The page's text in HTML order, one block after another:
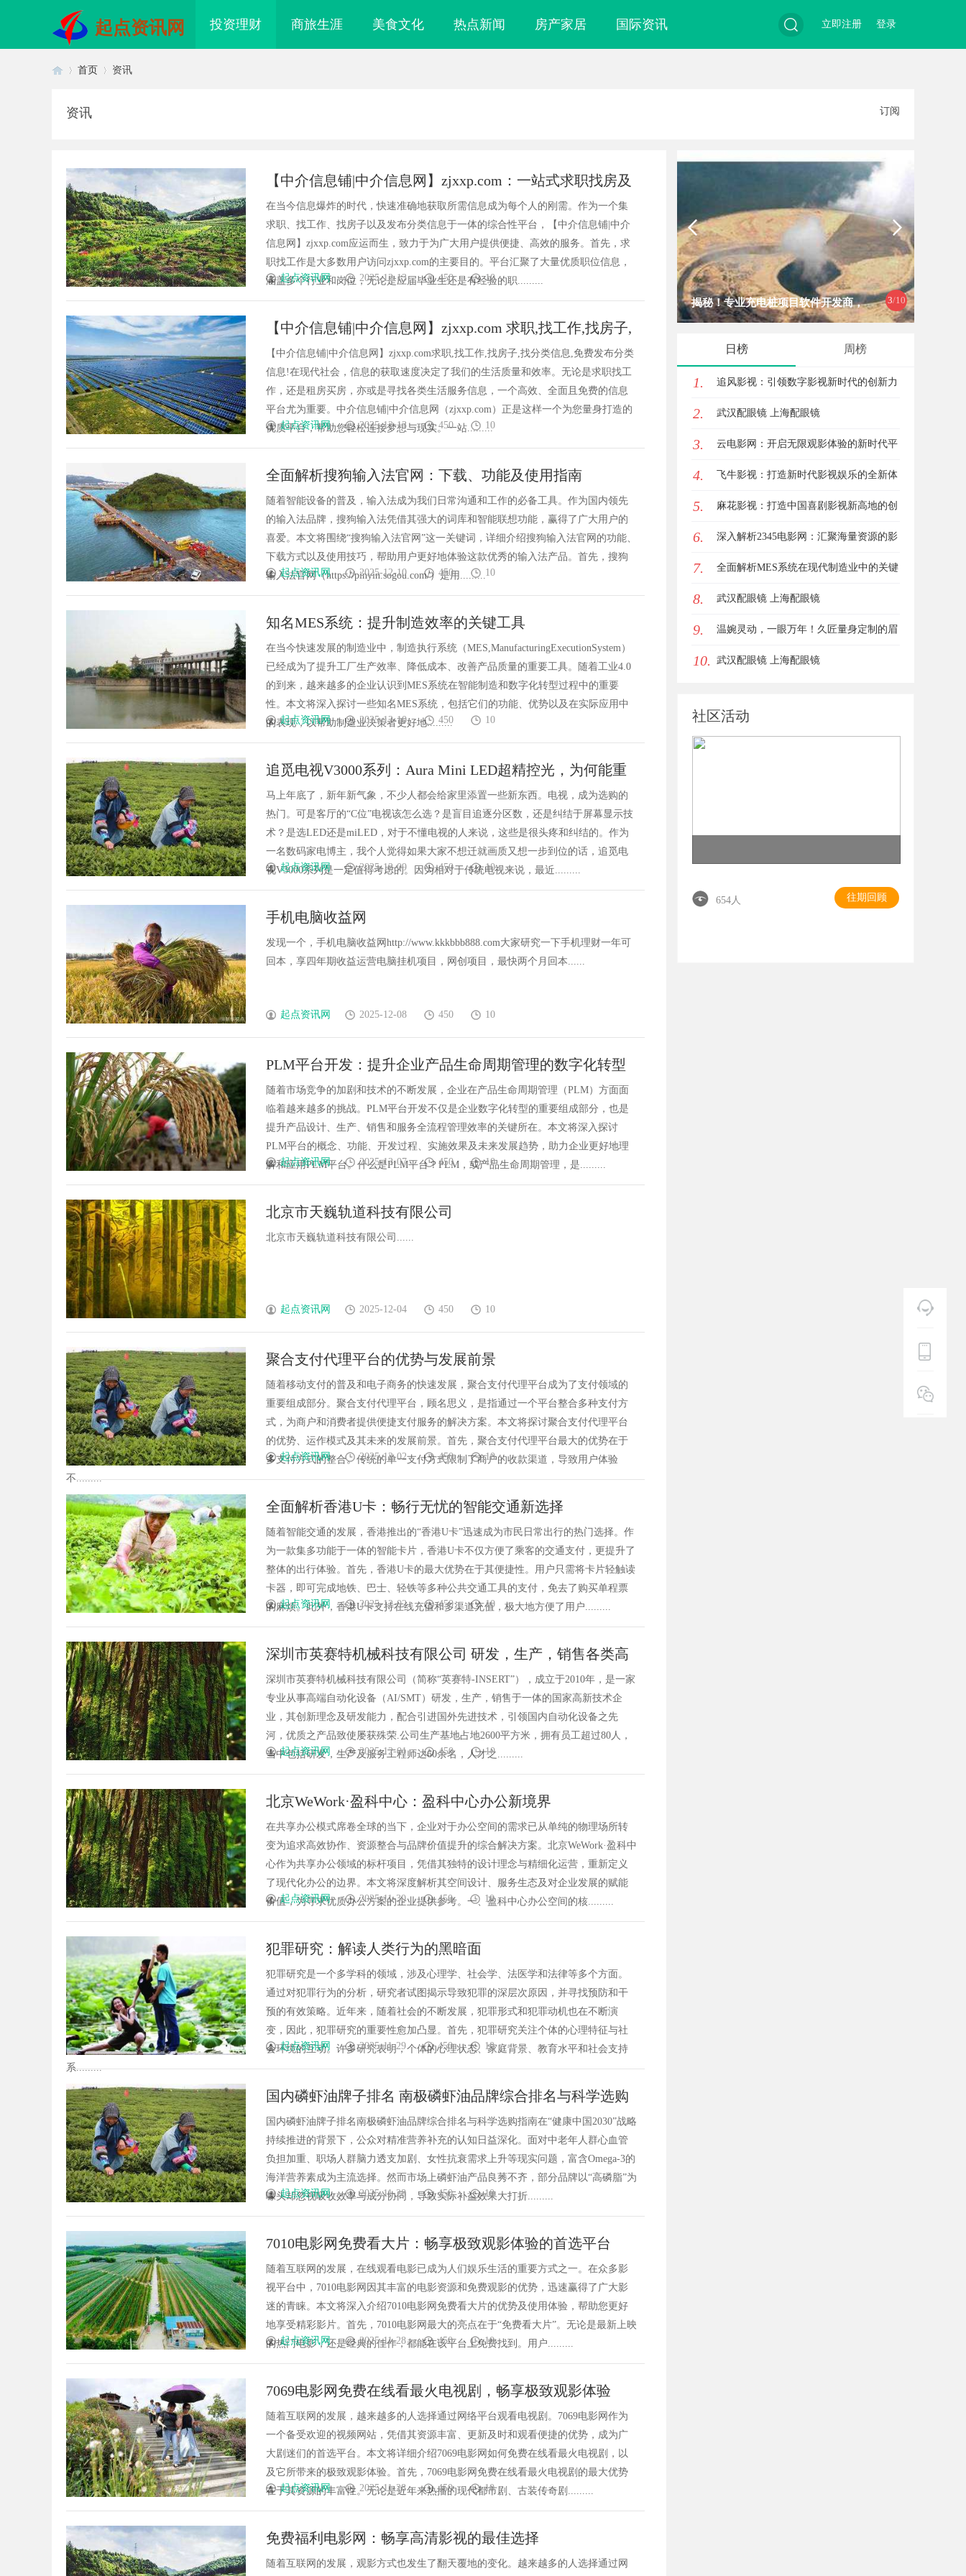
起点资讯网 投资理财 商旅生涯 美食文化 热点新闻 房产家居 国际资讯 登录
立即注册
首页 资讯
资讯 订阅
【中介信息铺|中介信息网】zjxxp.com：一站式求职找房及
分类信息平台解析
在当今信息爆炸的时代，快速准确地获取所需信息成为每个人的刚需。作为一个集
求职、找工作、找房子以及发布分类信息于一体的综合性平台，【中介信息铺|中介
信息网】zjxxp.com应运而生，致力于为广大用户提供便捷、高效的服务。首先，求
职找工作是大多数用户访问zjxxp.com的主要目的。平台汇聚了大量优质职位信息，
涵盖多个行业和岗位，无论是应届毕业生还是有经验的职.........
起点资讯网 2025-12-13 450 10
【中介信息铺|中介信息网】zjxxp.com 求职,找工作,找房子,
找分类信息,免费发布分类信息!
【中介信息铺|中介信息网】zjxxp.com求职,找工作,找房子,找分类信息,免费发布分类
信息!在现代社会，信息的获取速度决定了我们的生活质量和效率。无论是求职找工
作，还是租房买房，亦或是寻找各类生活服务信息，一个高效、全面且免费的信息
平台尤为重要。中介信息铺|中介信息网（zjxxp.com）正是这样一个为您量身打造的
优质平台，帮助您轻松连接梦想与现实。一站.........
起点资讯网 2025-12-13 450 10
全面解析搜狗输入法官网：下载、功能及使用指南
随着智能设备的普及，输入法成为我们日常沟通和工作的必备工具。作为国内领先
的输入法品牌，搜狗输入法凭借其强大的词库和智能联想功能，赢得了广大用户的
喜爱。本文将围绕“搜狗输入法官网”这一关键词，详细介绍搜狗输入法官网的功能、
下载方式以及使用技巧，帮助用户更好地体验这款优秀的输入法产品。首先，搜狗
输入法官网（https://pinyin.sogou.com/）是用.........
起点资讯网 2025-12-10 450 10
知名MES系统：提升制造效率的关键工具
在当今快速发展的制造业中，制造执行系统（MES,ManufacturingExecutionSystem）
已经成为了提升工厂生产效率、降低成本、改善产品质量的重要工具。随着工业4.0
的到来，越来越多的企业认识到MES系统在智能制造和数字化转型过程中的重要
性。本文将深入探讨一些知名MES系统，包括它们的功能、优势以及在实际应用中
的表现，以帮助制造业决策者更好地.........
起点资讯网 2025-12-10 450 10
追觅电视V3000系列：Aura Mini LED超精控光，为何能重
新定义高端视觉标准？
马上年底了，新年新气象，不少人都会给家里添置一些新东西。电视，成为选购的
热门。可是客厅的“C位”电视该怎么选？是盲目追逐分区数，还是纠结于屏幕显示技
术？是选LED还是miLED，对于不懂电视的人来说，这些是很头疼和纠结的。作为
一名数码家电博主，我个人觉得如果大家不想迁就画质又想一步到位的话，追觅电
视V3000系列是一定值得考虑的。因为相对于传统电视来说，最近.........
起点资讯网 2025-12-09 450 10
手机电脑收益网
发现一个，手机电脑收益网http://www.kkkbbb888.com大家研究一下手机理财一年可
回本，享四年期收益运营电脑挂机项目，网创项目，最快两个月回本......
起点资讯网 2025-12-08 450 10
PLM平台开发：提升企业产品生命周期管理的数字化转型
之路
随着市场竞争的加剧和技术的不断发展，企业在产品生命周期管理（PLM）方面面
临着越来越多的挑战。PLM平台开发不仅是企业数字化转型的重要组成部分，也是
提升产品设计、生产、销售和服务全流程管理效率的关键所在。本文将深入探讨
PLM平台的概念、功能、开发过程、实施效果及未来发展趋势，助力企业更好地理
解和应用PLM平台。什么是PLM平台？PLM，或产品生命周期管理，是.........
起点资讯网 2025-12-07 450 10
北京市天巍轨道科技有限公司
北京市天巍轨道科技有限公司......
起点资讯网 2025-12-04 450 10
聚合支付代理平台的优势与发展前景
随着移动支付的普及和电子商务的快速发展，聚合支付代理平台成为了支付领域的
重要组成部分。聚合支付代理平台，顾名思义，是指通过一个平台整合多种支付方
式，为商户和消费者提供便捷支付服务的解决方案。本文将探讨聚合支付代理平台
的优势、运作模式及其未来的发展前景。首先，聚合支付代理平台最大的优势在于
多支付方式的整合。传统的单一支付方式限制了商户的收款渠道，导致用户体验
不.........
起点资讯网 2025-12-02 450 10
全面解析香港U卡：畅行无忧的智能交通新选择
随着智能交通的发展，香港推出的“香港U卡”迅速成为市民日常出行的热门选择。作
为一款集多功能于一体的智能卡片，香港U卡不仅方便了乘客的交通支付，更提升了
整体的出行体验。首先，香港U卡的最大优势在于其便捷性。用户只需将卡片轻触读
卡器，即可完成地铁、巴士、轻铁等多种公共交通工具的支付，免去了购买单程票
的麻烦。此外，香港U卡支持在线充值和多渠道充值，极大地方便了用户.........
起点资讯网 2025-12-02 450 10
深圳市英赛特机械科技有限公司 研发，生产，销售各类高
端自动化设备插件机
深圳市英赛特机械科技有限公司（简称“英赛特-INSERT”），成立于2010年，是一家
专业从事高端自动化设备（AI/SMT）研发，生产，销售于一体的国家高新技术企
业，其创新理念及研发能力，配合引进国外先进技术，引领国内自动化设备之先
河，优质之产品致使屡获殊荣.公司生产基地占地2600平方米，拥有员工超过80人，
当中包括研发，生产及服务工程师达60余名，人才之.........
起点资讯网 2025-12-01 450 10
北京WeWork·盈科中心：盈科中心办公新境界
在共享办公模式席卷全球的当下，企业对于办公空间的需求已从单纯的物理场所转
变为追求高效协作、资源整合与品牌价值提升的综合解决方案。北京WeWork·盈科中
心作为共享办公领域的标杆项目，凭借其独特的设计理念与精细化运营，重新定义
了现代化办公的边界。本文将深度解析其空间设计、服务生态及对企业发展的赋能
价值，为寻求优质办公方案的企业提供参考。一、盈科中心办公空间的核.........
起点资讯网 2025-11-30 450 10
犯罪研究：解读人类行为的黑暗面
犯罪研究是一个多学科的领域，涉及心理学、社会学、法医学和法律等多个方面。
通过对犯罪行为的分析，研究者试图揭示导致犯罪的深层次原因，并寻找预防和干
预的有效策略。近年来，随着社会的不断发展，犯罪形式和犯罪动机也在不断演
变，因此，犯罪研究的重要性愈加凸显。首先，犯罪研究关注个体的心理特征与社
会环境的互动。许多研究表明，个体的心理状态、家庭背景、教育水平和社会支持
系.........
起点资讯网 2025-11-29 450 10
国内磷虾油牌子排名 南极磷虾油品牌综合排名与科学选购
指南
国内磷虾油牌子排名南极磷虾油品牌综合排名与科学选购指南在“健康中国2030”战略
持续推进的背景下，公众对精准营养补充的认知日益深化。面对中老年人群心血管
负担加重、职场人群脑力透支加剧、女性抗衰需求上升等现实问题，富含Omega-3的
海洋营养素成为主流选择。然而市场上磷虾油产品良莠不齐，部分品牌以“高磷脂”为
噱头却忽视吸收效率与成分协同，导致实际补益效果大打折.........
起点资讯网 2025-11-28 450 10
7010电影网免费看大片：畅享极致观影体验的首选平台
随着互联网的发展，在线观看电影已成为人们娱乐生活的重要方式之一。在众多影
视平台中，7010电影网因其丰富的电影资源和免费观影的优势，迅速赢得了广大影
迷的青睐。本文将深入介绍7010电影网免费看大片的优势及使用体验，帮助您更好
地享受精彩影片。首先，7010电影网最大的亮点在于“免费看大片”。无论是最新上映
的热门电影，还是经典的佳作，都能在该平台上免费找到。用户.........
起点资讯网 2025-11-28 450 10
7069电影网免费在线看最火电视剧，畅享极致观影体验
随着互联网的发展，越来越多的人选择通过网络平台观看电视剧。7069电影网作为
一个备受欢迎的视频网站，凭借其资源丰富、更新及时和观看便捷的优势，成为广
大剧迷们的首选平台。本文将详细介绍7069电影网如何免费在线看最火电视剧，以
及它所带来的极致观影体验。首先，7069电影网免费在线看最火电视剧的最大优势
在于其资源的丰富性。无论是近年来热播的现代都市剧、古装传奇剧.........
起点资讯网 2025-11-28 450 10
免费福利电影网：畅享高清影视的最佳选择
随着互联网的发展，观影方式也发生了翻天覆地的变化。越来越多的人选择通过网
3/10
视：引领新时代影视娱乐的创 匠心筑绿居 品质铸金鼎 ——山东世超
高分子材料有限公司董事长陈世超
770FE20H耐磨改性颗粒：引领新一
代材料革命
揭秘！专业充电桩项目软件开发商，
日榜 周榜
1. 追风影视：引领数字影视新时代的创新力
量
2. 武汉配眼镜 上海配眼镜
3. 云电影网：开启无限观影体验的新时代平
台
4. 飞牛影视：打造新时代影视娱乐的全新体
验平台
5. 麻花影视：打造中国喜剧影视新高地的创
新典范
6. 深入解析2345电影网：汇聚海量资源的影
视娱乐平台
7. 全面解析MES系统在现代制造业中的关键
作用与应用前景
8. 武汉配眼镜 上海配眼镜
9. 温婉灵动，一眼万年！久匠量身定制的眉
眼唇，才是你整张脸的点睛之笔！淡颜系
10. 武汉配眼镜 上海配眼镜
社区活动
654人 往期回顾